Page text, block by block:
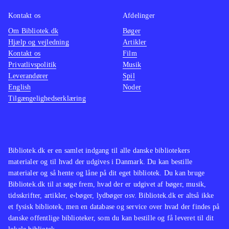
optages og uploades til My SingStar
Online .
I forhold til dansedelen i Singstar +
dance findes noget lignende i Just
dance (wii) og i "Dance central"
(xbox 360), men endnu er der ingen
andre, der indeholder både sang og
30 populære musikvideoer. Man skal
dog være opmærksom på, at spillet
kræver Singstar-mikrofoner,
Playstation Move-controllere og
Playstation Eye-kamera for at kunne
Bibliotek.dk er en samlet indgang til alle danske bibliotekers
materialer og til hvad der udgives i Danmark. Du kan bestille
materialer og så hente og låne på dit eget bibliotek. Du kan bruge
Bibliotek.dk til at søge frem, hvad der er udgivet af bøger, musik,
tidsskrifter, artikler, e-bøger, lydbøger osv. Bibliotek.dk er altså ikke
et fysisk bibliotek, men en database og service over hvad der findes på
danske offentlige biblioteker, som du kan bestille og få leveret til dit
Kontakt os
Om Bibliotek.dk
Hjælp og vejledning
Kontakt os
Privatlivspolitik
Leverandører
English
Tilgængelighedserklæring
Afdelinger
Bøger
Artikler
Film
Musik
Spil
Noder